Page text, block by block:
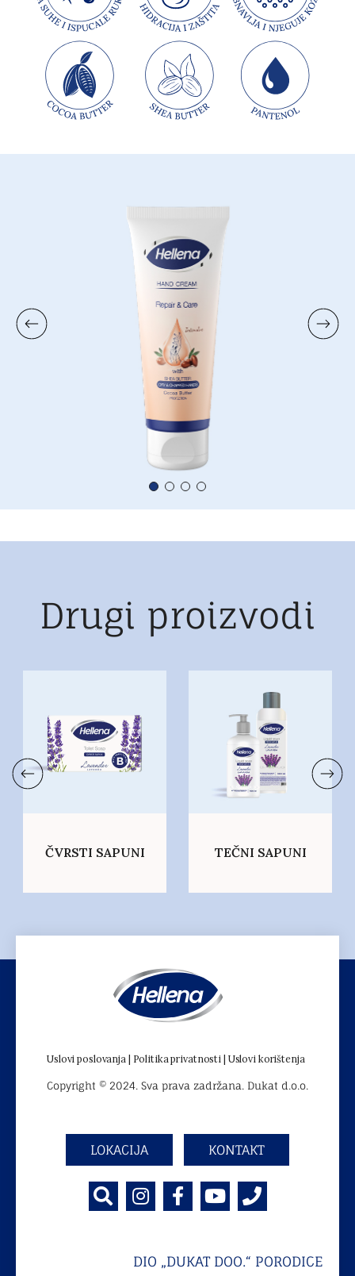
Drugi proizvodi
ČVRSTI SAPUNI TEČNI SAPUNI
Uslovi poslovanja | Politika privatnosti | Uslovi korištenja
Copyright © 2024. Sva prava zadržana. Dukat d.o.o.
LOKACIJA KONTAKT
DIO „DUKAT DOO.“ PORODICE